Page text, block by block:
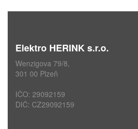
Elektro HERINK s.r.o.
Wenzigova 79/8,
301 00 Plzeň
IČO: 29092159
DIČ: CZ29092159